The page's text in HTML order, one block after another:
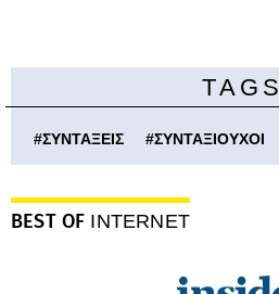
TAGS
#ΣΥΝΤΑΞΕΙΣ #ΣΥΝΤΑΞΙΟΥΧΟΙ
BEST OF INTERNET